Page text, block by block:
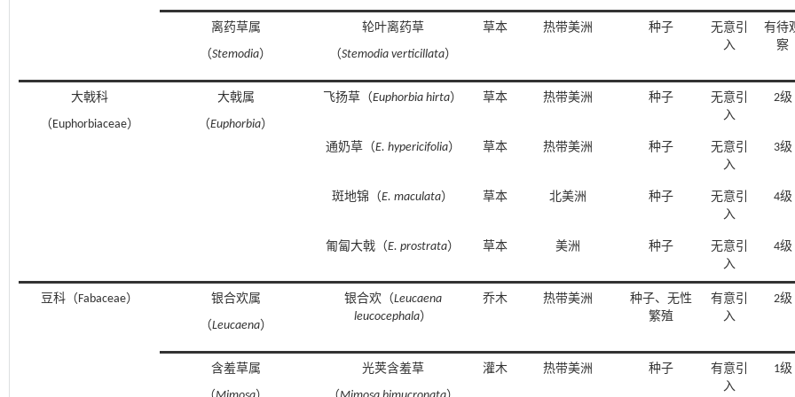
离药草属
（Stemodia）
轮叶离药草
（Stemodia verticillata）
草本 热带美洲 种子
无意引
入
有待
察
大戟科
（Euphorbiaceae）
大戟属
（Euphorbia）
飞扬草（Euphorbia hirta） 草本 热带美洲 种子
无意引
入
2级
通奶草（E. hypericifolia） 草本 热带美洲 种子
无意引
入
3级
斑地锦（E. maculata） 草本 北美洲 种子
无意引
入
4级
匍匐大戟（E. prostrata） 草本 美洲 种子
无意引
入
4级
豆科（Fabaceae）
银合欢属
（Leucaena）
银合欢（Leucaena
leucocephala）
乔木 热带美洲
种子、无性
繁殖
有意引
入
2级
含羞草属
光荚含羞草
灌木 热带美洲 种子
有意引
入
1级